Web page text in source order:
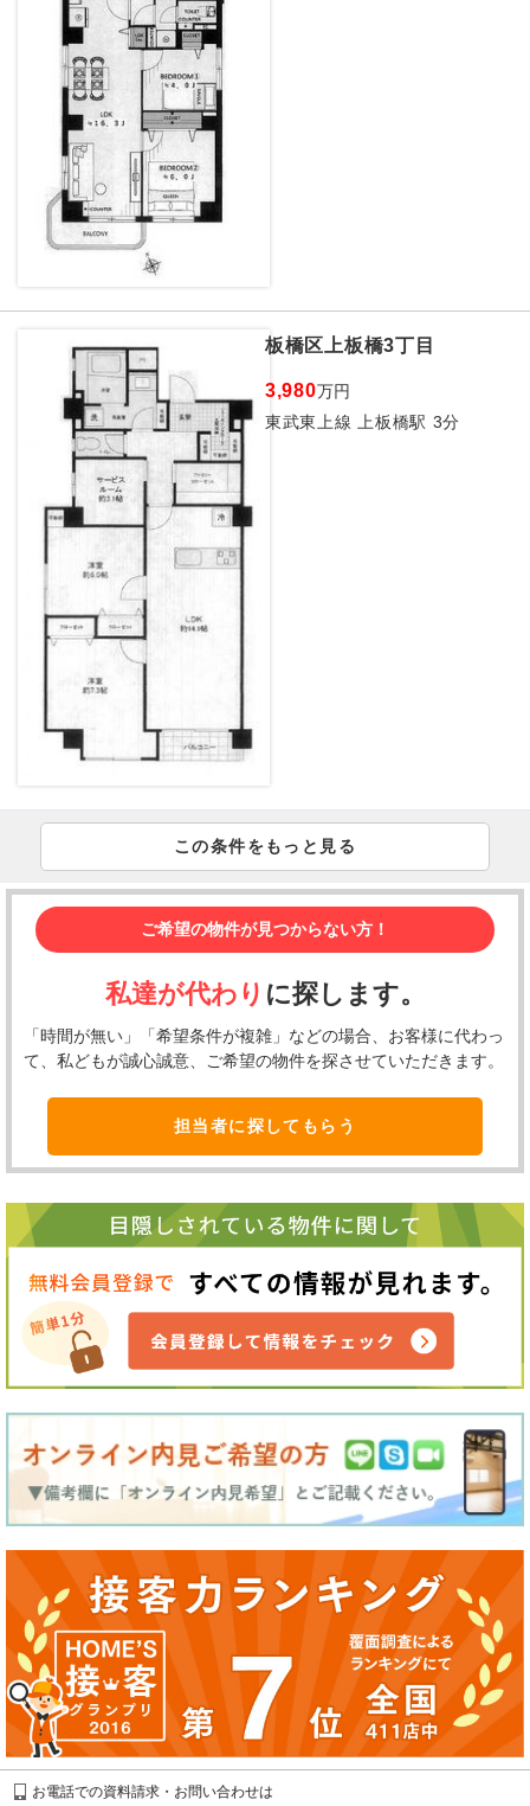
板橋区上板橋3丁目
3,980万円
東武東上線 上板橋駅 3分
この条件をもっと見る
ご希望の物件が見つからない方！
私達が代わり に探します。
「時間が無い」「希望条件が複雑」などの場合、お客様に代わっ
て、私どもが誠心誠意、ご希望の物件を探させていただきます。
担当者に探してもらう
お電話での資料請求・お問い合わせは